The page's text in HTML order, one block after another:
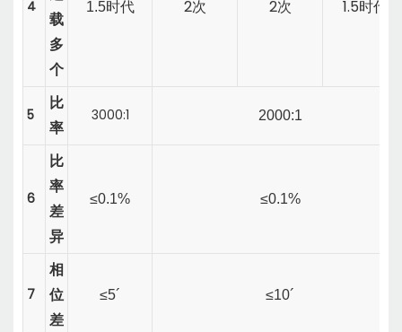
4
载
多
个
1.5时代 2次 2次 1.5时代
5
比
率
3000:1 2000:1
6
比
率
差
异
≤0.1% ≤0.1%
7
相
位
差
≤5´ ≤10´